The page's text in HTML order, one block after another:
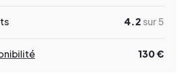
4.2 sur 5
130 €